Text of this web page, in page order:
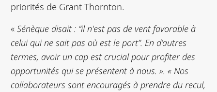
priorités de Grant Thornton.
«Sénèque disait : “il n'est pas de vent favorable à
celui qui ne sait pas où est le port”. En d’autres
termes, avoir un cap est crucial pour profiter des
opportunités qui se présentent à nous. ». « Nos
collaborateurs sont encouragés à prendre du recul,